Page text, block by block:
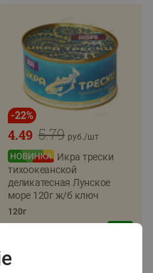
-22%
5.79
4.49 руб./шт
Икра трески
тихоокеанской
деликатесная Лунское
море 120г ж/б ключ
120г